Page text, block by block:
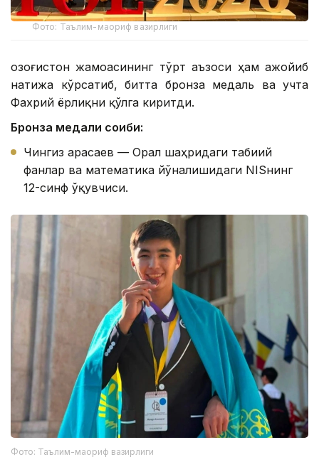
Фото: Таълим-маориф вазирлиги
Қозоғистон жамоасининг тўрт аъзоси ҳам ажойиб
натижа кўрсатиб, битта бронза медаль ва учта
Фахрий ёрлиқни қўлга киритди.
Бронза медали соҳиби:
Чингиз Қарасаев — Орал шаҳридаги табиий
фанлар ва математика йўналишидаги NISнинг
12-синф ўқувчиси.
Фото: Таълим-маориф вазирлиги